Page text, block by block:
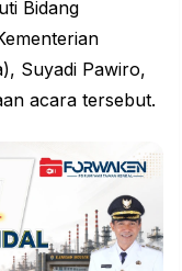
Bidang
Suyadi Pawiro,
acara tersebut.